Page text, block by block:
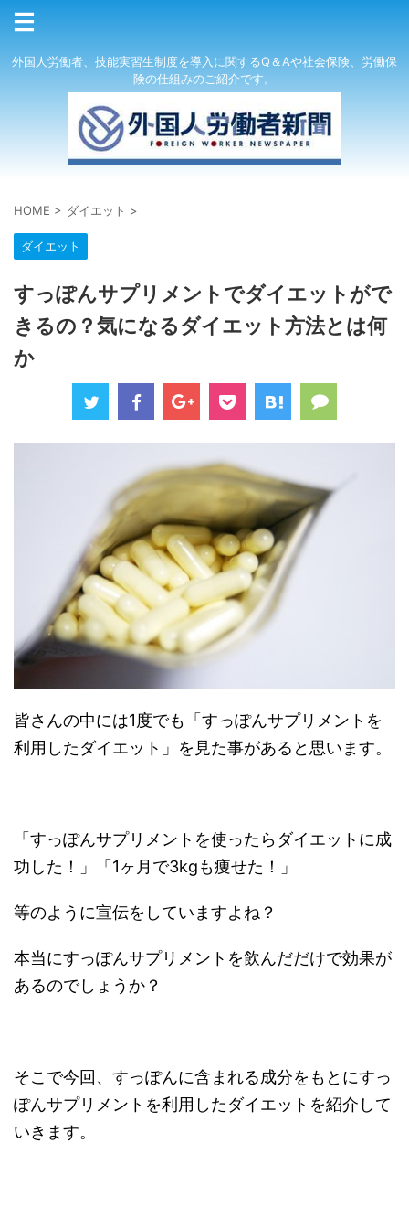
外国人労働者、技能実習生制度を導入に関するQ＆Aや社会保険、労働保
険の仕組みのご紹介です。
HOME > ダイエット >
ダイエット
すっぽんサプリメントでダイエットがで
きるの？気になるダイエット方法とは何
か
皆さんの中には1度でも「すっぽんサプリメントを
利用したダイエット」を見た事があると思います。
「すっぽんサプリメントを使ったらダイエットに成
功した！」「1ヶ月で3kgも痩せた！」
等のように宣伝をしていますよね？
本当にすっぽんサプリメントを飲んだだけで効果が
あるのでしょうか？
そこで今回、すっぽんに含まれる成分をもとにすっ
ぽんサプリメントを利用したダイエットを紹介して
いきます。